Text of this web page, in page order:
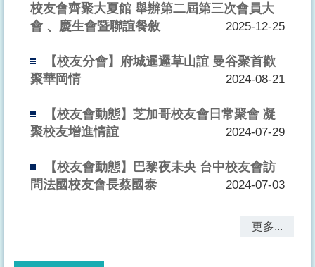
校友會齊聚大夏館 舉辦第二屆第三次會員大
會 、慶生會暨聯誼餐敘
2025-12-25
【校友分會】府城暹邏草山誼 曼谷聚首歡
聚華岡情
2024-08-21
【校友會動態】芝加哥校友會日常聚會 凝
聚校友增進情誼
2024-07-29
【校友會動態】巴黎夜未央 台中校友會訪
問法國校友會長蔡國泰
2024-07-03
更多...